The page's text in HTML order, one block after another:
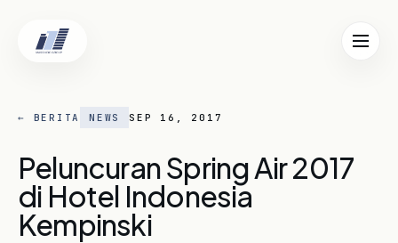
Tentang Kami 02
← BERITA NEWS SEP 16, 2017
Peluncuran Spring Air 2017
di Hotel Indonesia
Kempinski